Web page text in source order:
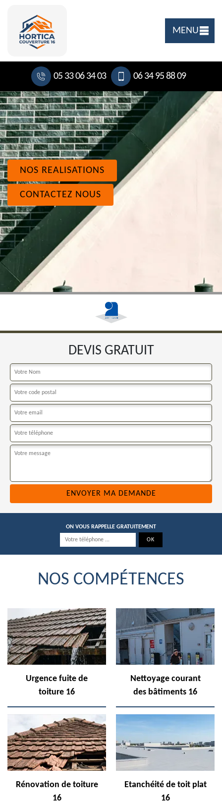
MENU
05 33 06 34 03 06 34 95 88 09
NOS REALISATIONS
CONTACTEZ NOUS
DEVIS GRATUIT
ON VOUS RAPPELLE GRATUITEMENT
NOS COMPÉTENCES
Urgence fuite de
toiture 16
Nettoyage courant
des bâtiments 16
Rénovation de toiture
16
Etanchéité de toit plat
16